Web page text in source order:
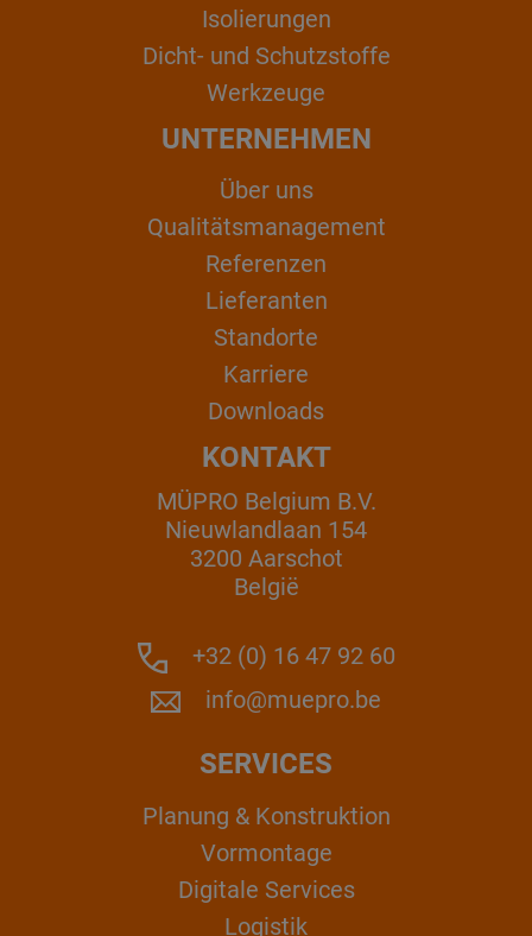
Isolierungen
Dicht- und Schutzstoffe
Werkzeuge
UNTERNEHMEN
Über uns
Qualitätsmanagement
Referenzen
Lieferanten
Standorte
Karriere
Downloads
KONTAKT
MÜPRO Belgium B.V.
Nieuwlandlaan 154
3200 Aarschot
België
+32 (0) 16 47 92 60
info@muepro.be
SERVICES
Planung & Konstruktion
Vormontage
Digitale Services
Logistik